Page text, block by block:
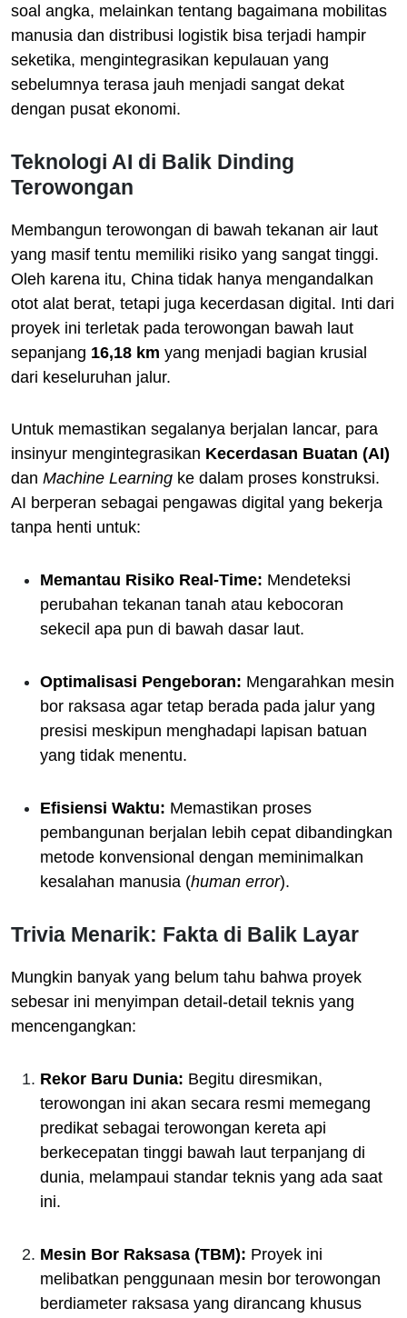
soal angka, melainkan tentang bagaimana mobilitas
manusia dan distribusi logistik bisa terjadi hampir
seketika, mengintegrasikan kepulauan yang
sebelumnya terasa jauh menjadi sangat dekat
dengan pusat ekonomi.
Teknologi AI di Balik Dinding
Terowongan
Membangun terowongan di bawah tekanan air laut
yang masif tentu memiliki risiko yang sangat tinggi.
Oleh karena itu, China tidak hanya mengandalkan
otot alat berat, tetapi juga kecerdasan digital. Inti dari
proyek ini terletak pada terowongan bawah laut
sepanjang 16,18 km yang menjadi bagian krusial
dari keseluruhan jalur.
Untuk memastikan segalanya berjalan lancar, para
insinyur mengintegrasikan Kecerdasan Buatan (AI)
dan Machine Learning ke dalam proses konstruksi.
AI berperan sebagai pengawas digital yang bekerja
tanpa henti untuk:
Memantau Risiko Real-Time: Mendeteksi
perubahan tekanan tanah atau kebocoran
sekecil apa pun di bawah dasar laut.
Optimalisasi Pengeboran: Mengarahkan mesin
bor raksasa agar tetap berada pada jalur yang
presisi meskipun menghadapi lapisan batuan
yang tidak menentu.
Efisiensi Waktu: Memastikan proses
pembangunan berjalan lebih cepat dibandingkan
metode konvensional dengan meminimalkan
kesalahan manusia (human error).
Trivia Menarik: Fakta di Balik Layar
Mungkin banyak yang belum tahu bahwa proyek
sebesar ini menyimpan detail-detail teknis yang
mencengangkan:
Rekor Baru Dunia: Begitu diresmikan,
terowongan ini akan secara resmi memegang
predikat sebagai terowongan kereta api
berkecepatan tinggi bawah laut terpanjang di
dunia, melampaui standar teknis yang ada saat
ini.
Mesin Bor Raksasa (TBM): Proyek ini
melibatkan penggunaan mesin bor terowongan
berdiameter raksasa yang dirancang khusus